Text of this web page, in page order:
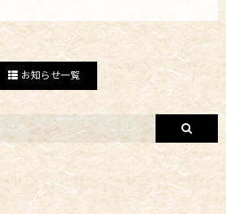
お知らせ一覧